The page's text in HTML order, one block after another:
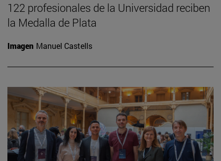
122 profesionales de la Universidad reciben
la Medalla de Plata
Imagen Manuel Castells